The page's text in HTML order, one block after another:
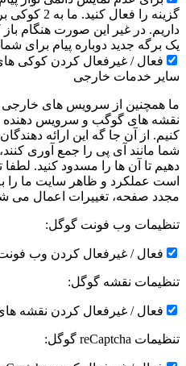
گزینه را
داریم. در غیر این صورت هنگام
یک برگه جدید دوباره پیام برای
فعال / غیرفعال کردن کوکی
سایر خدمات خارجی
ما همچنین از سرویس های خارجی
نقشه های گوگب و سرویس دهنده
کنیم. از آن جا گه این ارائه
شما مانند آی پی را جمع آوری
دهیم تا آن ها را مسدود کنید.
است عملکرد و ظاهر سایت ما را
مجدد صفحه، تغییرات اعمال می
تنظیمات وب فونت گوگل:
فعال / غیرفعال کردن وب
تنظیمات نقشه گوگل:
فعال / غیرفعال کردن نقشه
تنظیمات reCaptcha گوگل: